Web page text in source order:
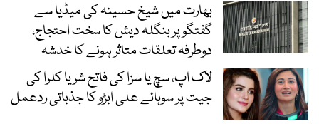
بھارت میں شیخ حسینہ کی میڈیا سے
گفتگو پر بنگلہ دیش کا سخت احتجاج،
دوطرفہ تعلقات متاثر ہونے کا خدشہ
لاک اپ، سچ یا سزا کی فاتح شریا کلرا کی
جیت پر سوہائے علی ابڑو کا جذباتی ردعمل